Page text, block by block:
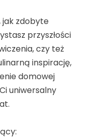
jak zdobyte
przyszłości
czy też
inspirację,
domowej
uniwersalny